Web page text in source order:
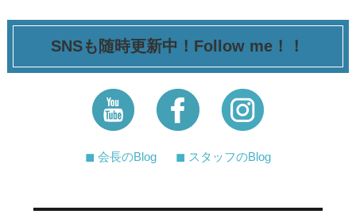
SNSも随時更新中！Follow me！！
◼︎ 会長のBlog ◼︎ スタッフのBlog